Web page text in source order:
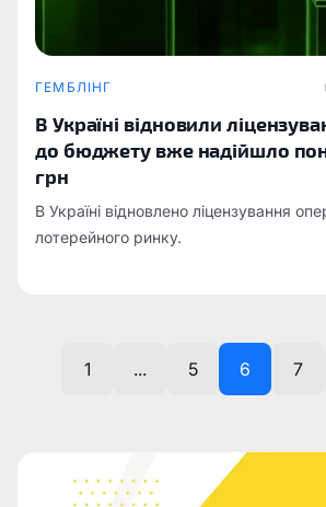
ГЕМБЛІНГ
В Україні відновили
до бюджету вже надійшло
грн
В Україні відновлено ліцензування
лотерейного ринку.
1 ... 5 6 7